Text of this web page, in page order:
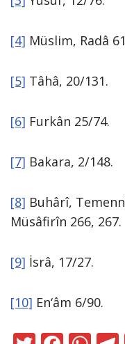
[4] Müslim, Radâ
[5] Tâhâ, 20/131.
[6] Furkân 25/74.
[7] Bakara, 2/148.
[8] Buhârî,
Müsâfirîn 266, 267.
[9] İsrâ, 17/27.
[10] En‘âm 6/90.